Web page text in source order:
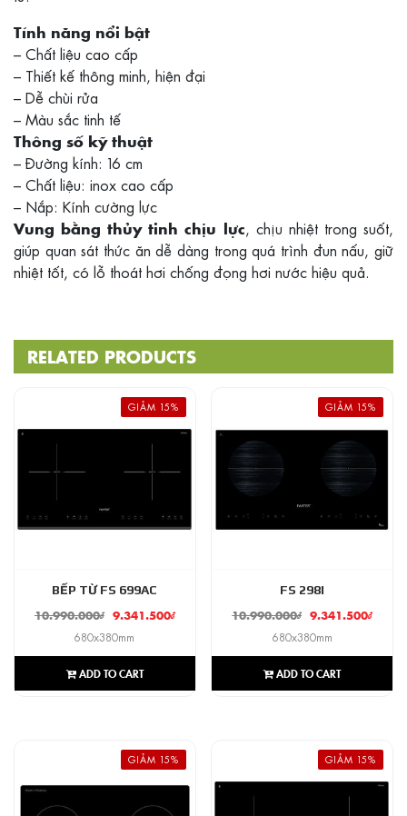
Tính năng nổi bật
– Chất liệu cao cấp
– Thiết kế thông minh, hiện đại
– Dễ chùi rửa
– Màu sắc tinh tế
Thông số kỹ thuật
– Đường kính: 16 cm
– Chất liệu: inox cao cấp
– Nắp: Kính cường lực
Vung bằng thủy tinh chịu lực, chịu nhiệt trong suốt,
giúp quan sát thức ăn dễ dàng trong quá trình đun nấu, giữ
nhiệt tốt, có lỗ thoát hơi chống đọng hơi nước hiệu quả.
RELATED PRODUCTS
GIẢM 15%
BẾP TỪ FS 699AC
10.990.000₫ 9.341.500₫
680x380mm
ADD TO CART
GIẢM 15%
FS 298I
10.990.000₫ 9.341.500₫
680x380mm
ADD TO CART
GIẢM 15% GIẢM 15%